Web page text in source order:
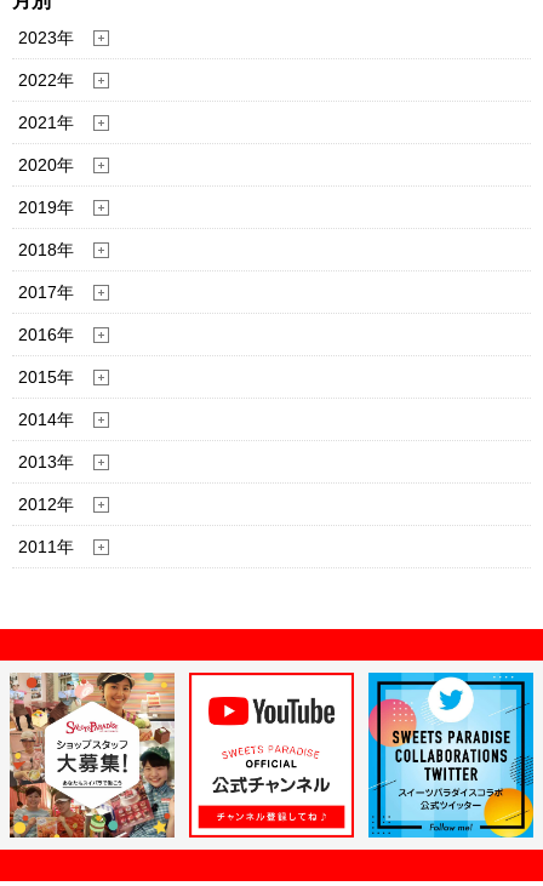
2023年
2022年
2021年
2020年
2019年
2018年
2017年
2016年
2015年
2014年
2013年
2012年
2011年